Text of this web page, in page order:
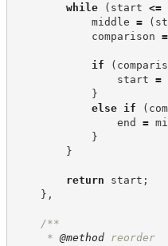
while ( start <=
middle = (
comparison =
if (
start =
}
else
if (
end =
}
}
return start ;
} ,
/**
* @method reorder